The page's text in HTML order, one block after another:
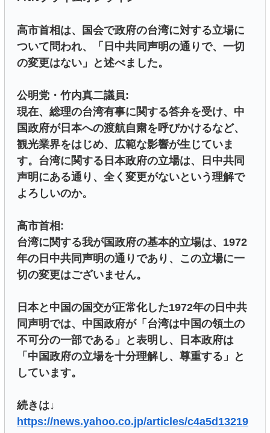
高市首相は、国会で政府の台湾に対する立場に
ついて問われ、「日中共同声明の通りで、一切
の変更はない」と述べました。
公明党・竹内真二議員:
現在、総理の台湾有事に関する答弁を受け、中
国政府が日本への渡航自粛を呼びかけるなど、
観光業界をはじめ、広範な影響が生じていま
す。台湾に関する日本政府の立場は、日中共同
声明にある通り、全く変更がないという理解で
よろしいのか。
高市首相:
台湾に関する我が国政府の基本的立場は、1972
年の日中共同声明の通りであり、この立場に一
切の変更はございません。
日本と中国の国交が正常化した1972年の日中共
同声明では、中国政府が「台湾は中国の領土の
不可分の一部である」と表明し、日本政府は
「中国政府の立場を十分理解し、尊重する」と
しています。
続きは↓
https://news.yahoo.co.jp/articles/c4a5d13219